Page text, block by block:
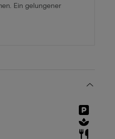
Ein gelungener